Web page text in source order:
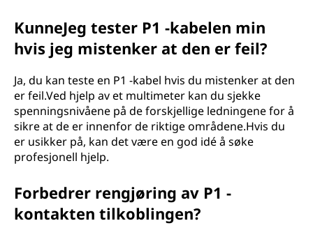
KunneJeg tester P1 -kabelen min
hvis jeg mistenker at den er feil?
Ja, du kan teste en P1 -kabel hvis du mistenker at den
er feil.Ved hjelp av et multimeter kan du sjekke
spenningsnivåene på de forskjellige ledningene for å
sikre at de er innenfor de riktige områdene.Hvis du
er usikker på, kan det være en god idé å søke
profesjonell hjelp.
Forbedrer rengjøring av P1 -
kontakten tilkoblingen?